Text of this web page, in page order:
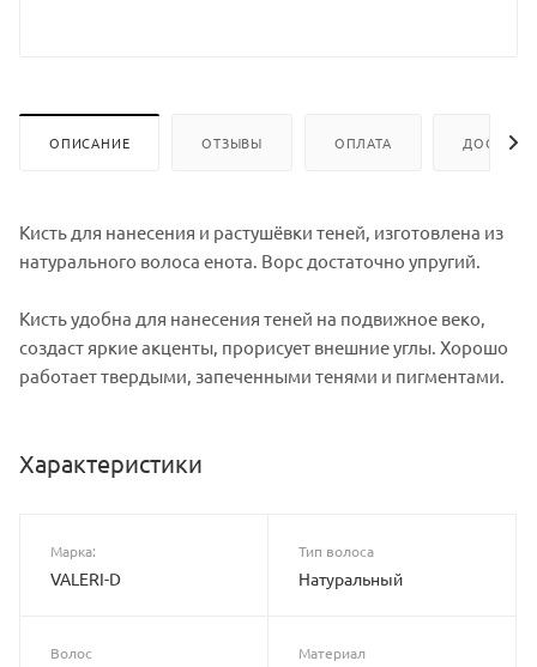
ОПИСАНИЕ ОТЗЫВЫ ОПЛАТА
Кисть для нанесения и растушёвки теней, изготовлена из
натурального волоса енота. Ворс достаточно упругий.
Кисть удобна для нанесения теней на подвижное веко,
создаст яркие акценты, прорисует внешние углы. Хорошо
работает твердыми, запеченными тенями и пигментами.
Характеристики
Марка:
VALERI-D
Тип волоса
Натуральный
Волос Материал